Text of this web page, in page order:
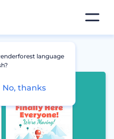
language
No, thanks